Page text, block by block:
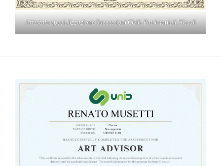
Attestato specializzazione Successioni Civili, Patrimoniali, Fiscali